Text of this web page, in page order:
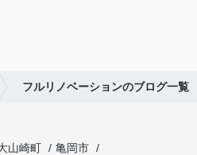
フルリノベーションのブログ一覧
山崎町
亀岡市